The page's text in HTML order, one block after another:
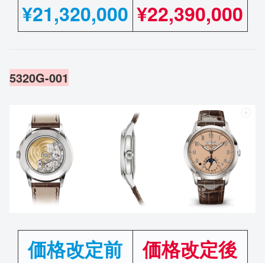
¥21,320,000 ¥22,390,000
5320G-001
価格改定前
価格改定後